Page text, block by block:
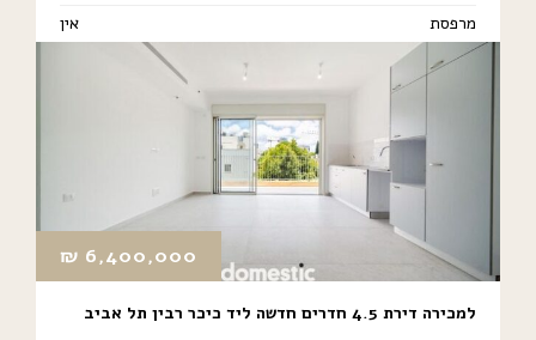
מרפסת
אין
6,400,000
₪
למכירה דירת 4.5 חדרים חדשה ליד כיכר רבין תל אביב